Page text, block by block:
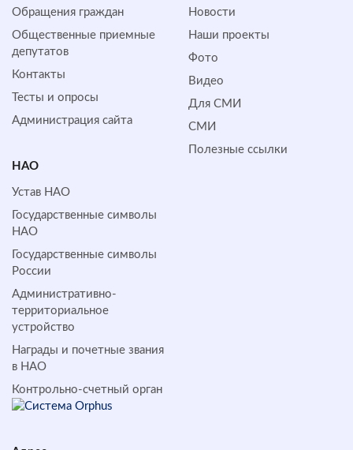
Обращения граждан
Общественные приемные
депутатов
Контакты
Тесты и опросы
Администрация сайта
Новости
Наши проекты
Фото
Видео
Для СМИ
СМИ
Полезные ссылки
НАО
Устав НАО
Государственные символы
НАО
Государственные символы
России
Административно-
территориальное
устройство
Награды и почетные звания
в НАО
Контрольно-счетный орган